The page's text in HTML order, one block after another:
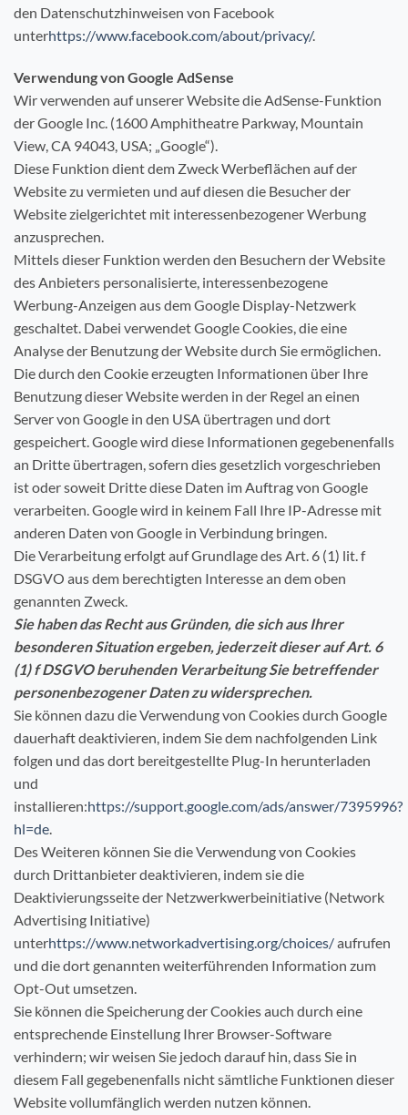
den Datenschutzhinweisen von Facebook
unterhttps://www.facebook.com/about/privacy/.
Verwendung von Google AdSense
Wir verwenden auf unserer Website die AdSense-Funktion
der Google Inc. (1600 Amphitheatre Parkway, Mountain
View, CA 94043, USA; „Google“).
Diese Funktion dient dem Zweck Werbeflächen auf der
Website zu vermieten und auf diesen die Besucher der
Website zielgerichtet mit interessenbezogener Werbung
anzusprechen.
Mittels dieser Funktion werden den Besuchern der Website
des Anbieters personalisierte, interessenbezogene
Werbung-Anzeigen aus dem Google Display-Netzwerk
geschaltet. Dabei verwendet Google Cookies, die eine
Analyse der Benutzung der Website durch Sie ermöglichen.
Die durch den Cookie erzeugten Informationen über Ihre
Benutzung dieser Website werden in der Regel an einen
Server von Google in den USA übertragen und dort
gespeichert. Google wird diese Informationen gegebenenfalls
an Dritte übertragen, sofern dies gesetzlich vorgeschrieben
ist oder soweit Dritte diese Daten im Auftrag von Google
verarbeiten. Google wird in keinem Fall Ihre IP-Adresse mit
anderen Daten von Google in Verbindung bringen.
Die Verarbeitung erfolgt auf Grundlage des Art. 6 (1) lit. f
DSGVO aus dem berechtigten Interesse an dem oben
genannten Zweck.
Sie haben das Recht aus Gründen, die sich aus Ihrer
besonderen Situation ergeben, jederzeit dieser auf Art. 6
(1) f DSGVO beruhenden Verarbeitung Sie betreffender
personenbezogener Daten zu widersprechen.
Sie können dazu die Verwendung von Cookies durch Google
dauerhaft deaktivieren, indem Sie dem nachfolgenden Link
folgen und das dort bereitgestellte Plug-In herunterladen
und
installieren:https://support.google.com/ads/answer/7395996?
hl=de.
Des Weiteren können Sie die Verwendung von Cookies
durch Drittanbieter deaktivieren, indem sie die
Deaktivierungsseite der Netzwerkwerbeinitiative (Network
Advertising Initiative)
unterhttps://www.networkadvertising.org/choices/aufrufen
und die dort genannten weiterführenden Information zum
Opt-Out umsetzen.
Sie können die Speicherung der Cookies auch durch eine
entsprechende Einstellung Ihrer Browser-Software
verhindern; wir weisen Sie jedoch darauf hin, dass Sie in
diesem Fall gegebenenfalls nicht sämtliche Funktionen dieser
Website vollumfänglich werden nutzen können.